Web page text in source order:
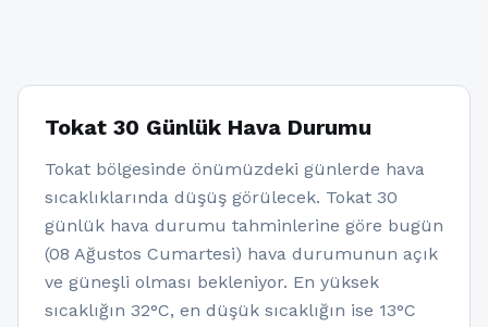
Tokat 30 Günlük Hava Durumu
Tokat bölgesinde önümüzdeki günlerde hava
sıcaklıklarında düşüş görülecek. Tokat 30
günlük hava durumu tahminlerine göre bugün
(08 Ağustos Cumartesi) hava durumunun açık
ve güneşli olması bekleniyor. En yüksek
sıcaklığın 32°C, en düşük sıcaklığın ise 13°C